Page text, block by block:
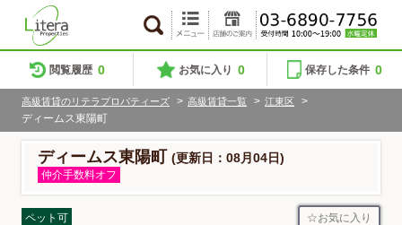
閲覧履歴 0 お気に入り 0 保存した条件 0
高級賃貸のリテラプロパティーズ > 高級賃貸一覧 > 江東区
>
ディームス東陽町
ディームス東陽町 (更新日：08月04日)
仲介手数料オフ
ペット可 お気に入り